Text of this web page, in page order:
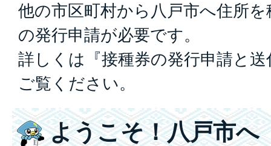
他の市区町村から八戸市へ住所
の発行申請が必要です。
詳しくは『接種券の発行申請と
ご覧ください。
ようこそ！八戸市へ